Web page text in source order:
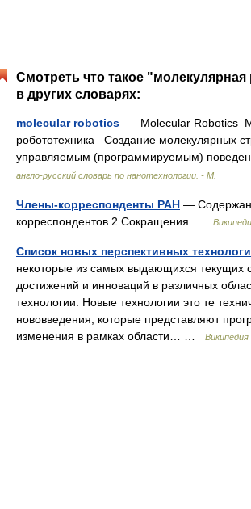
Смотреть что такое "молекулярная
в других словарях:
molecular robotics — Molecular Robotics
робототехника Создание молекулярных
управляемым (программируемым)
англо-русский словарь по нанотехнологии. - М.
Члены-корреспонденты РАН —
корреспондентов 2 Сокращения …
Список новых перспективных
некоторые из самых выдающихся текущих
достижений и инноваций в различных
технологии. Новые технологии это те
нововведения, которые представляют
изменения в рамках области… …
Википедия